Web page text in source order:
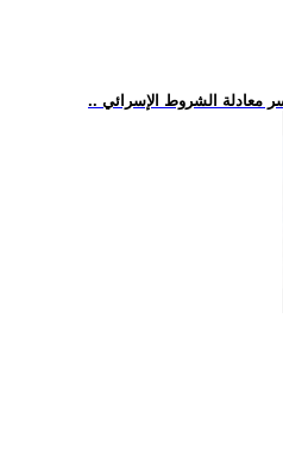
معادلة الشروط الإسرائي